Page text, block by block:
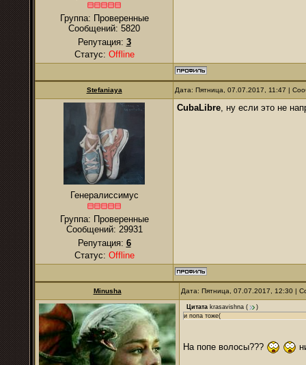
Группа: Проверенные
Сообщений: 5820
Репутация: 3
Статус: Offline
Stefaniaya Дата: Пятница, 07.07.2017, 11:47 |
Генералиссимус
Группа: Проверенные
Сообщений: 29931
Репутация: 6
Статус: Offline
CubaLibre, ну если это не
Minusha Дата: Пятница, 07.07.2017, 12:30 |
Цитата krasavishna (
)
и попа тоже(
На попе волосы???